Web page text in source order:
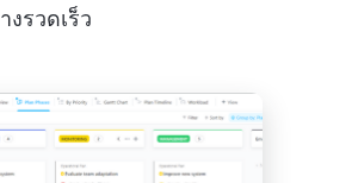
รวดเร็ว